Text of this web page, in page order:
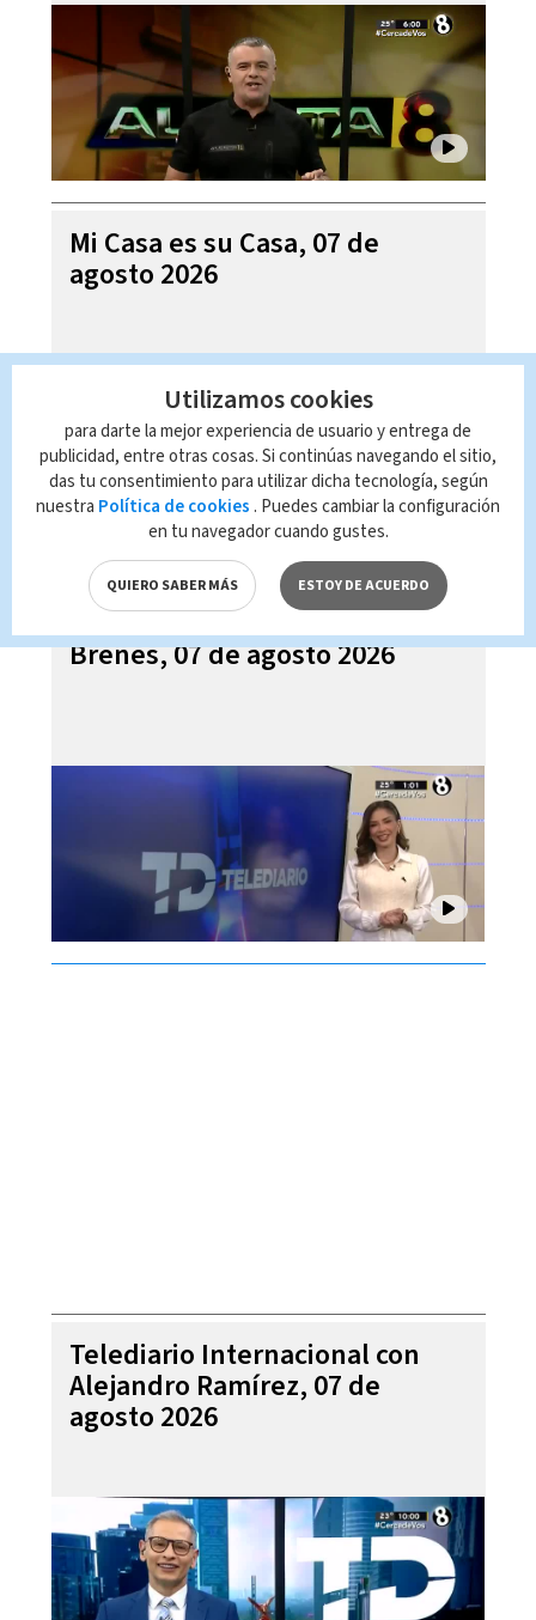
Mi Casa es su Casa, 07 de
agosto 2026
Telediario En Directo con Paula
Brenes, 07 de agosto 2026
Telediario Internacional con
Alejandro Ramírez, 07 de
agosto 2026
Utilizamos cookies
para darte la mejor experiencia de usuario y entrega de
publicidad, entre otras cosas. Si continúas navegando el sitio,
das tu consentimiento para utilizar dicha tecnología, según
nuestra Política de cookies . Puedes cambiar la configuración
en tu navegador cuando gustes.
QUIERO SABER MÁS ESTOY DE ACUERDO